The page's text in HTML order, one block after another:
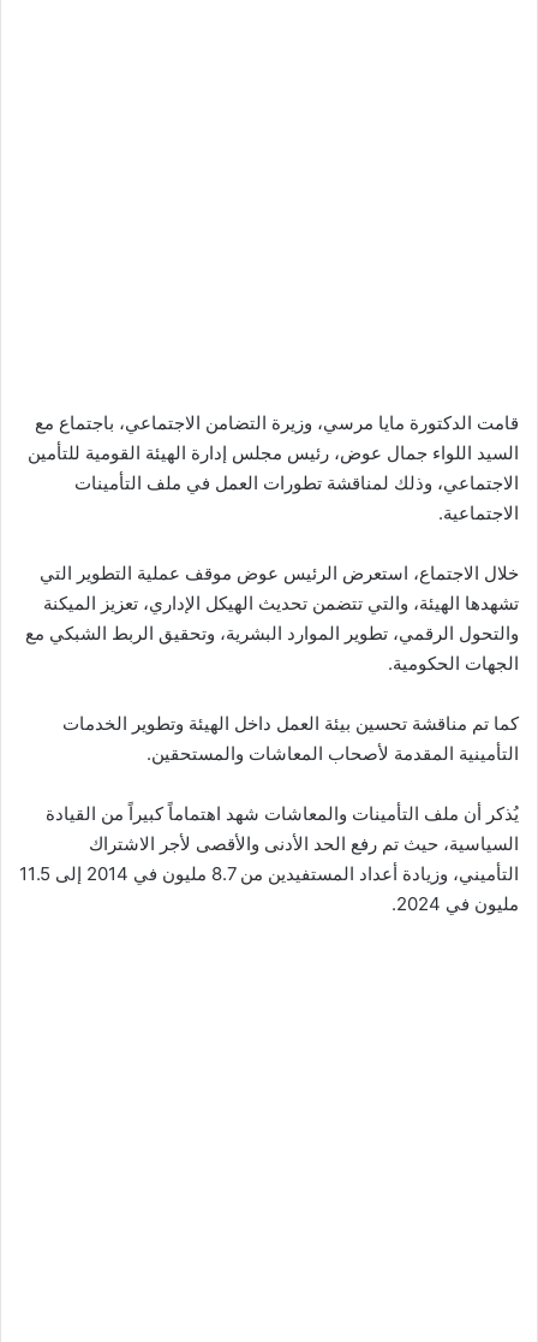
قامت الدكتورة مايا مرسي، وزيرة التضامن الاجتماعي، باجتماع مع
السيد اللواء جمال عوض، رئيس مجلس إدارة الهيئة القومية للتأمين
الاجتماعي، وذلك لمناقشة تطورات العمل في ملف التأمينات
الاجتماعية.
خلال الاجتماع، استعرض الرئيس عوض موقف عملية التطوير التي
تشهدها الهيئة، والتي تتضمن تحديث الهيكل الإداري، تعزيز الميكنة
والتحول الرقمي، تطوير الموارد البشرية، وتحقيق الربط الشبكي مع
الجهات الحكومية.
كما تم مناقشة تحسين بيئة العمل داخل الهيئة وتطوير الخدمات
التأمينية المقدمة لأصحاب المعاشات والمستحقين.
يُذكر أن ملف التأمينات والمعاشات شهد اهتماماً كبيراً من القيادة
السياسية، حيث تم رفع الحد الأدنى والأقصى لأجر الاشتراك
التأميني، وزيادة أعداد المستفيدين من 8.7 مليون في 2014 إلى 11.5
مليون في 2024.